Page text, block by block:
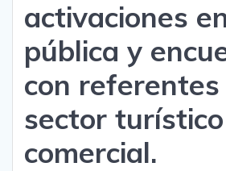
activaciones
pública y
con referentes
sector
comercial.